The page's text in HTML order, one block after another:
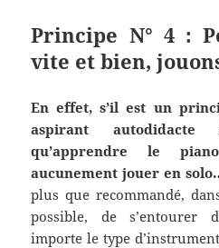
Principe N° 4 :
vite et bien,
En effet, s’il est un
aspirant
qu’apprendre le
aucunement jouer en
plus que recommandé,
possible, de s’entourer
importe le type